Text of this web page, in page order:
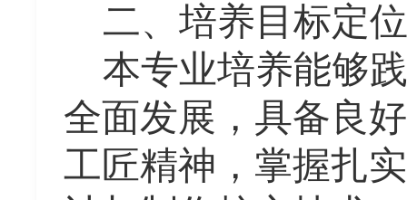
二、培养目标定位
本专业培养能够
全面发展，具备良
工匠精神，掌握扎